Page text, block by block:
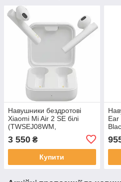
Навушники бездротові
Xiaomi Mi Air 2 SE білі
(TWSEJ08WM,
BHR4089GL)
3 550 ₴
Купити
Ear